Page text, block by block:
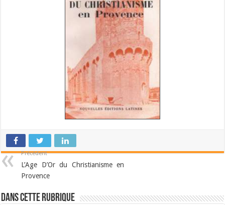
Précédent
L’Age D’Or du Christianisme en
Provence
Dans cette Rubrique